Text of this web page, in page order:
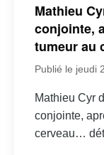
Mathieu
conjointe,
tumeur au
Publié le jeudi
Mathieu Cyr
conjointe,
cerveau…